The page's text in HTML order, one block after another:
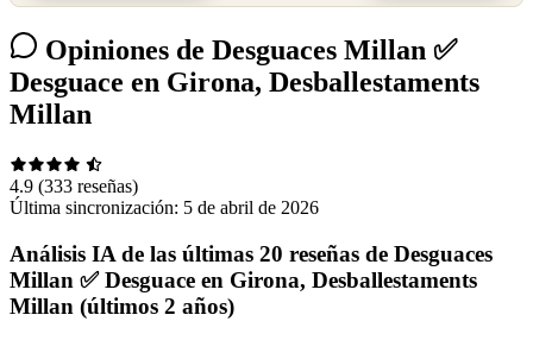
Opiniones de Desguaces Millan ✅
Desguace en Girona, Desballestaments
Millan
4.9 (333 reseñas)
Última sincronización: 5 de abril de 2026
Análisis IA de las últimas 20 reseñas de Desguaces
Millan ✅ Desguace en Girona, Desballestaments
Millan (últimos 2 años)